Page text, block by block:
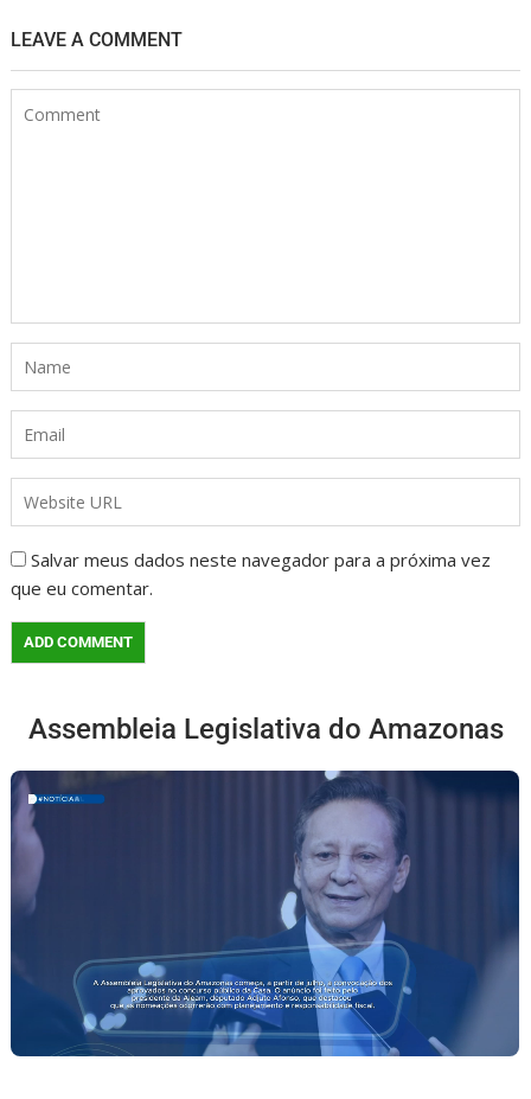
LEAVE A COMMENT
Salvar meus dados neste navegador para a próxima vez
que eu comentar.
Assembleia Legislativa do Amazonas